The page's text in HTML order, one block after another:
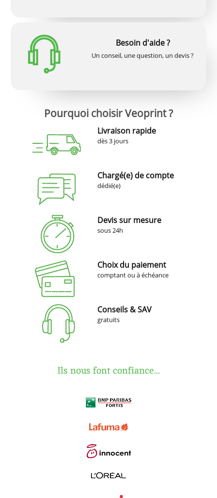
Besoin d'aide ?
Un conseil, une question, un devis ?
Pourquoi choisir Veoprint ?
Livraison rapide
dès 3 jours
Chargé(e) de compte
dédié(e)
Devis sur mesure
sous 24h
Choix du paiement
comptant ou à échéance
Conseils & SAV
gratuits
Ils nous font confiance...